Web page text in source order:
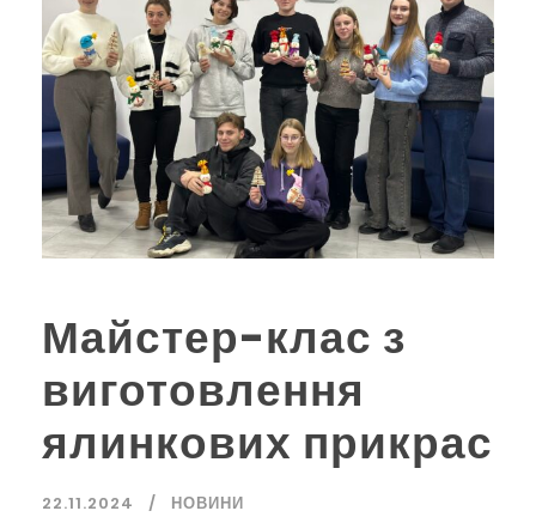
Майстер-клас з
виготовлення
ялинкових прикрас
22.11.2024 НОВИНИ